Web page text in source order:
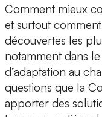
Comment mieux
et surtout
découvertes les
notamment dans
d’adaptation au
questions que la
apporter des